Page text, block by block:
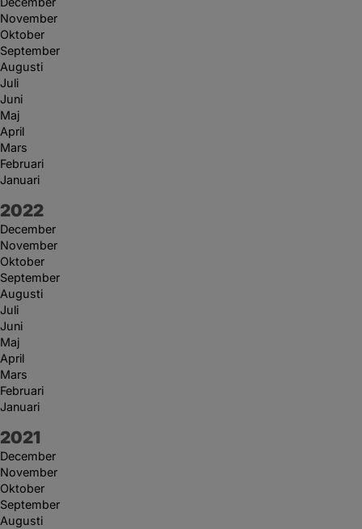
November
Oktober
September
Augusti
Juli
Juni
Maj
April
Mars
Februari
Januari
År:
2022
December
November
Oktober
September
Augusti
Juli
Juni
Maj
April
Mars
Februari
Januari
År:
2021
December
November
Oktober
September
Augusti